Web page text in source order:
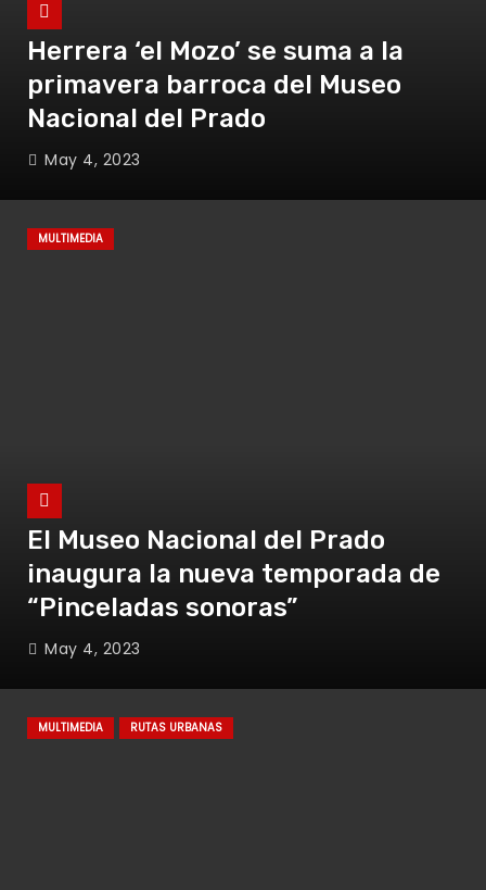
Herrera ‘el Mozo’ se suma a la
primavera barroca del Museo
Nacional del Prado
May 4, 2023
MULTIMEDIA
El Museo Nacional del Prado
inaugura la nueva temporada de
“Pinceladas sonoras”
May 4, 2023
MULTIMEDIA RUTAS URBANAS